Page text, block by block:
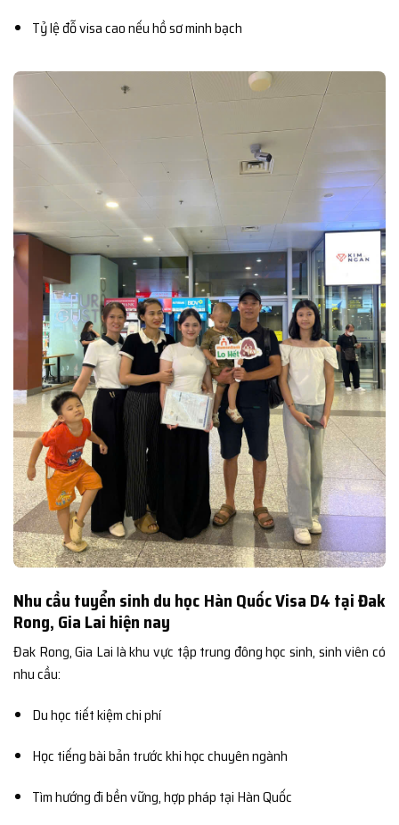
Tỷ lệ đỗ visa cao nếu hồ sơ minh bạch
Nhu cầu tuyển sinh du học Hàn Quốc Visa D4 tại Đak
Rong, Gia Lai hiện nay
Đak Rong, Gia Lai là khu vực tập trung đông học sinh, sinh viên có
nhu cầu:
Du học tiết kiệm chi phí
Học tiếng bài bản trước khi học chuyên ngành
Tìm hướng đi bền vững, hợp pháp tại Hàn Quốc